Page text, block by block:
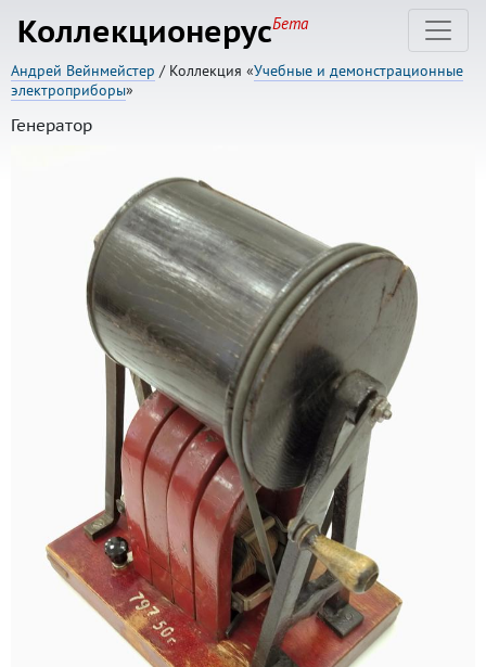
КоллекционерусБета
Андрей Вейнмейстер / Коллекция «Учебные и демонстрационные
электроприборы»
Генератор